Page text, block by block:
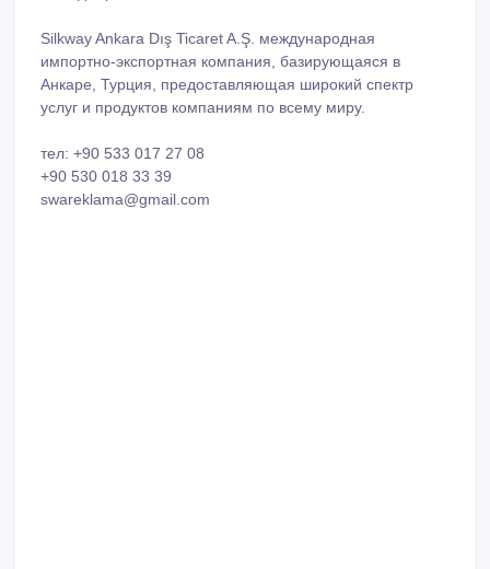
Silkway Ankara Dış Ticaret A.Ş. международная
импортно-экспортная компания, базирующаяся в
Анкаре, Турция, предоставляющая широкий спектр
услуг и продуктов компаниям по всему миру.
тел: +90 533 017 27 08
+90 530 018 33 39
swareklama@gmail.com